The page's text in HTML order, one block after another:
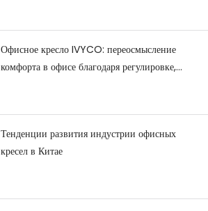
Офисное кресло IVYCO: переосмысление
комфорта в офисе благодаря регулировке,
Тенденции развития индустрии офисных
кресел в Китае